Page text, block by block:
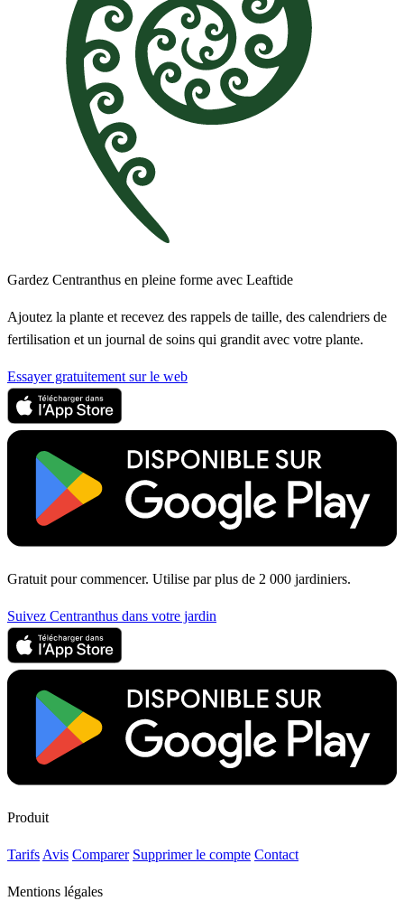
Gardez Centranthus en pleine forme avec Leaftide
Ajoutez la plante et recevez des rappels de taille, des calendriers de
fertilisation et un journal de soins qui grandit avec votre plante.
Essayer gratuitement sur le web
Gratuit pour commencer. Utilise par plus de 2 000 jardiniers.
Suivez Centranthus dans votre jardin
Produit
Tarifs Avis Comparer Supprimer le compte Contact
Mentions légales